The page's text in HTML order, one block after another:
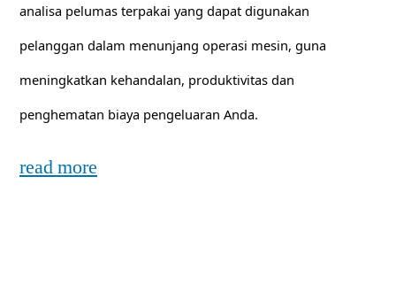
analisa pelumas terpakai yang dapat digunakan
pelanggan dalam menunjang operasi mesin, guna
meningkatkan kehandalan, produktivitas dan
penghematan biaya pengeluaran Anda.
read more